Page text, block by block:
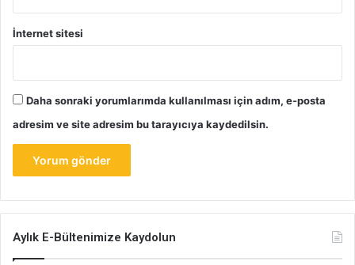
İnternet sitesi
Daha sonraki yorumlarımda kullanılması için adım, e-posta
adresim ve site adresim bu tarayıcıya kaydedilsin.
Aylık E-Bültenimize Kaydolun